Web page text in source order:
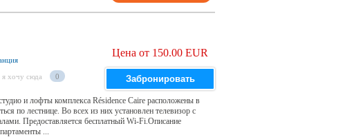
я хочу сюда 0
Цена от 150.00 EUR
Забронировать
и лофты комплекса Résidence Caire расположены в
по лестнице. Во всех из них установлен телевизор с
Предоставляется бесплатный Wi-Fi.Описание
...